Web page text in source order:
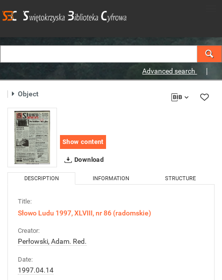
Advanced search
Object
Show content
Download
DESCRIPTION INFORMATION STRUCTURE
Title:
Słowo Ludu 1997, XLVIII, nr 86 (radomskie)
Creator:
Perłowski, Adam. Red.
Date:
1997.04.14